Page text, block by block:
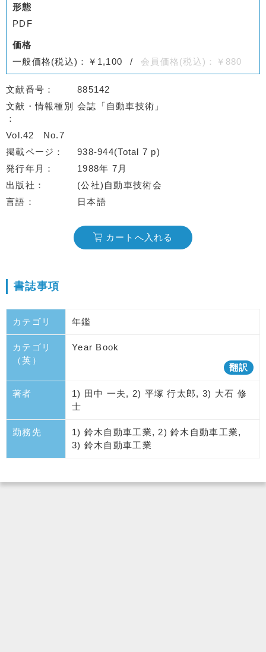
形態
PDF
価格
一般価格(税込)：￥1,100
会員価格(税込)：￥880
文献番号
885142
文献・情報種別
会誌「自動車技術」
Vol.42
No.7
掲載ページ
938-944(Total 7 p)
発行年月
1988年 7月
出版社
(公社)自動車技術会
言語
日本語
カートへ入れる
書誌事項
カテゴリ 年鑑
カテゴリ
（英）
Year Book
翻訳
著者
1) 田中 一夫, 2) 平塚 行太郎, 3) 大石 修
士
勤務先
1) 鈴木自動車工業, 2) 鈴木自動車工業,
3) 鈴木自動車工業